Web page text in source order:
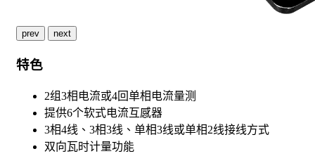
prev next
特色
2组3相电流或4回单相电流量测
提供6个软式电流互感器
3相4线、3相3线、单相3线或单相2线接线方式
双向瓦时计量功能